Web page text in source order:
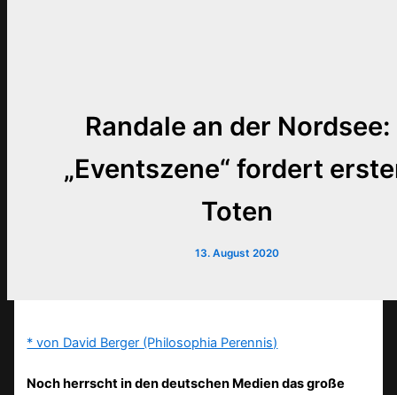
Randale an der Nordsee:
„Eventszene“ fordert
Toten
13. August 2020
* von David Berger (Philosophia Perennis)
Noch herrscht in den deutschen Medien das große